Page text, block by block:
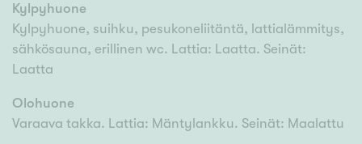
Kylpyhuone
Kylpyhuone, suihku, pesukoneliitäntä, lattialämmitys,
sähkösauna, erillinen wc. Lattia: Laatta. Seinät:
Laatta
Olohuone
Varaava takka. Lattia: Mäntylankku. Seinät: Maalattu